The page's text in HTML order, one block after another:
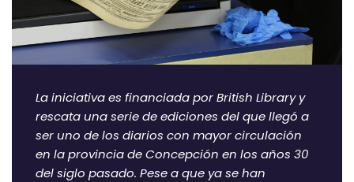
La iniciativa es financiada por British Library y
rescata una serie de ediciones del que llegó a
ser uno de los diarios con mayor circulación
en la provincia de Concepción en los años 30
del siglo pasado. Pese a que ya se han